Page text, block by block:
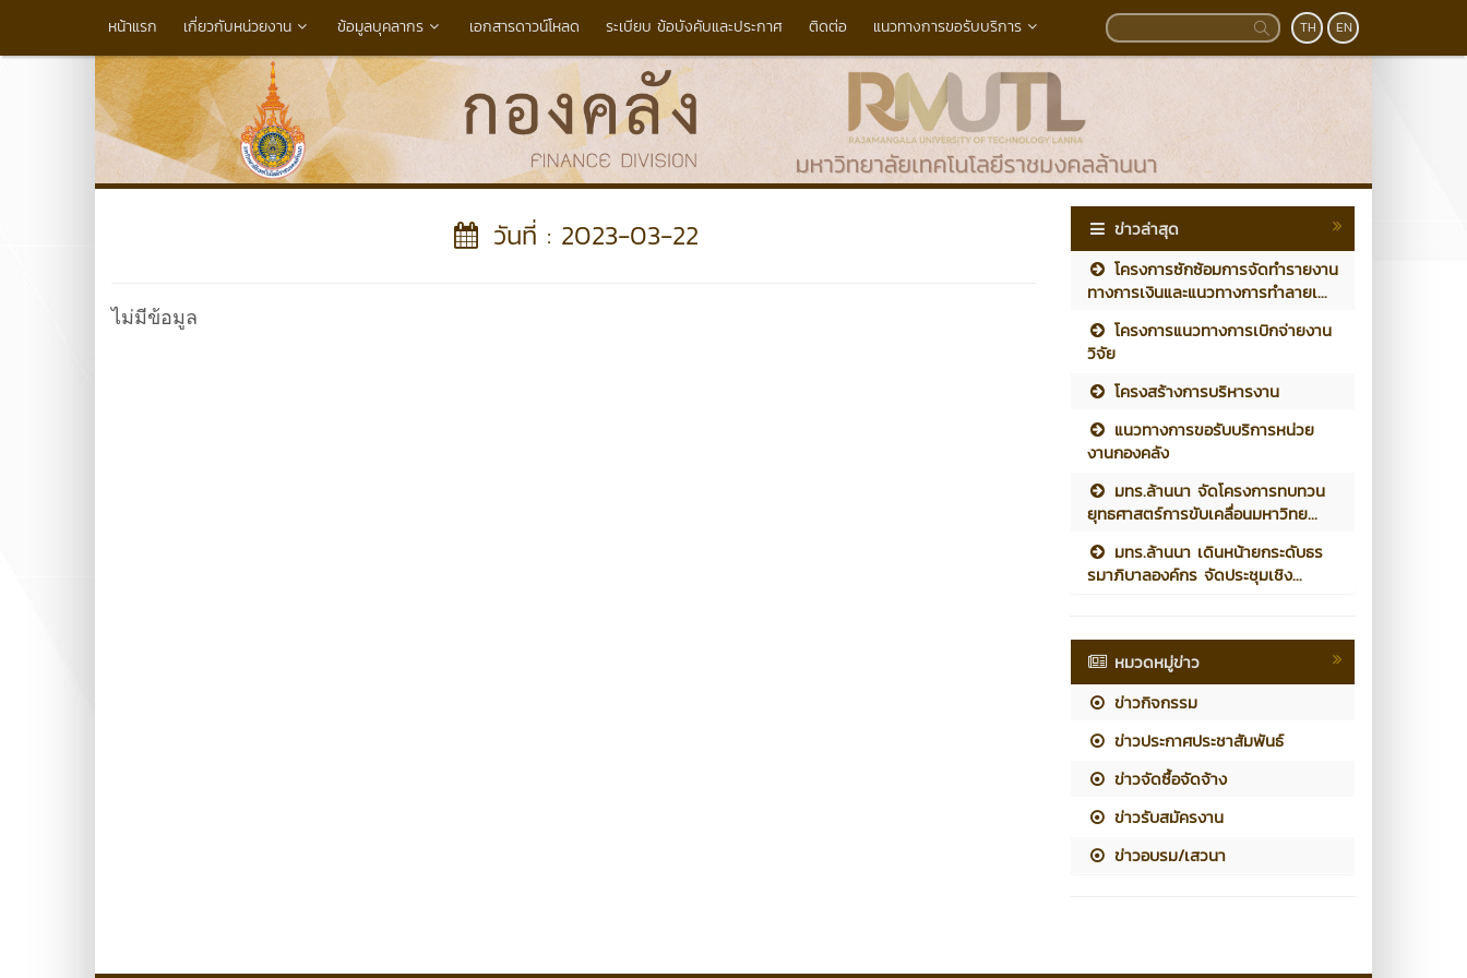
หน้าแรก เกี่ยวกับหน่วยงาน ข้อมูลบุคลากร เอกสารดาวน์โหลด ระเบียบ ข้อบังคับและประกาศ ติดต่อ แนวทางการขอรับบริการ TH EN
วันที่ : 2023-03-22
ไม่มีข้อมูล
ข่าวล่าสุด
โครงการซักซ้อมการจัดทำรายงาน
ทางการเงินและแนวทางการทำลายเ...
โครงการแนวทางการเบิกจ่ายงาน
วิจัย
โครงสร้างการบริหารงาน
แนวทางการขอรับบริการหน่วย
งานกองคลัง
มทร.ล้านนา จัดโครงการทบทวน
ยุทธศาสตร์การขับเคลื่อนมหาวิทย...
มทร.ล้านนา เดินหน้ายกระดับธร
รมาภิบาลองค์กร จัดประชุมเชิง...
หมวดหมู่ข่าว
ข่าวกิจกรรม
ข่าวประกาศประชาสัมพันธ์
ข่าวจัดซื้อจัดจ้าง
ข่าวรับสมัครงาน
ข่าวอบรม/เสวนา